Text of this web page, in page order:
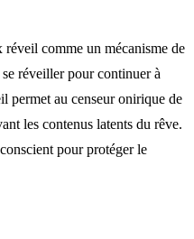
comme un mécanisme de
réveiller pour continuer à
permet au censeur onirique de
les contenus latents du rêve.
pour protéger le